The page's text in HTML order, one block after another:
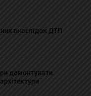
внаслідок ДТП
демонтувати